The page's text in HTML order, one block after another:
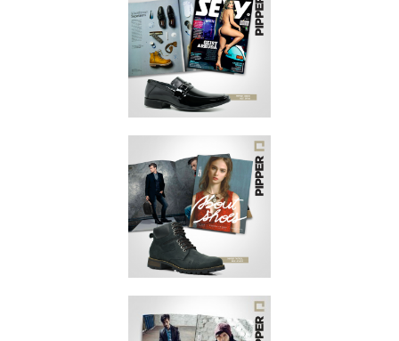
ABRIL 2017
REVISTA
ABOUT SHOES
ABRIL 2016
REVISTA SEXY